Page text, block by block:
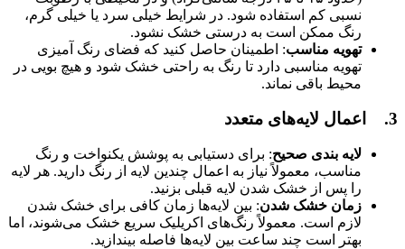
نسبی کم استفاده شود. در شرایط خیلی سرد یا خیلی گرم،
رنگ ممکن است به درستی خشک نشود.
تهویه مناسب: اطمینان حاصل کنید که فضای رنگ ‌آمیزی
تهویه مناسبی دارد تا رنگ به راحتی خشک شود و هیچ بویی در
محیط باقی نماند.
3. اعمال لایه‌های متعدد
لایه ‌بندی صحیح: برای دستیابی به پوشش یکنواخت و رنگ
مناسب، معمولاً نیاز به اعمال چندین لایه از رنگ دارید. هر لایه
را پس از خشک شدن لایه قبلی بزنید.
زمان خشک شدن: بین لایه‌ها زمان کافی برای خشک شدن
لازم است. معمولاً رنگ‌های اکریلیک سریع خشک می‌شوند، اما
بهتر است چند ساعت بین لایه‌ها فاصله بیندازید.